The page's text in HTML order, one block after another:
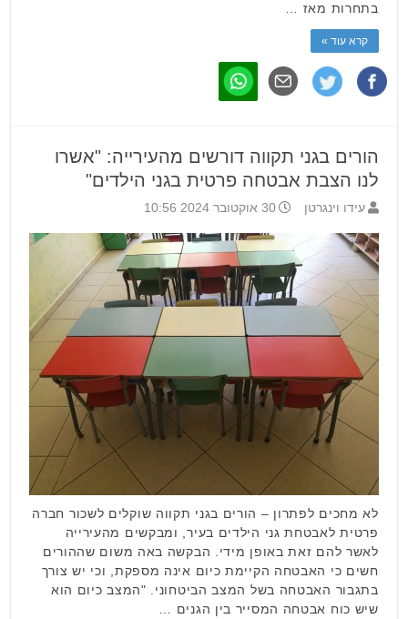
בתחרות מאז …
קרא עוד »
הורים בגני תקווה דורשים מהעירייה: "אשרו
לנו הצבת אבטחה פרטית בגני הילדים"
עידו וינגרטן 30 אוקטובר 2024 10:56
לא מחכים לפתרון – הורים בגני תקווה שוקלים לשכור חברה
פרטית לאבטחת גני הילדים בעיר, ומבקשים מהעירייה
לאשר להם זאת באופן מידי. הבקשה באה משום שההורים
חשים כי האבטחה הקיימת כיום אינה מספקת, וכי יש צורך
בתגבור האבטחה בשל המצב הביטחוני. "המצב כיום הוא
שיש כוח אבטחה המסייר בין הגנים …